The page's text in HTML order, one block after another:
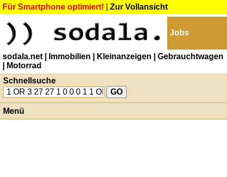
Für Smartphone optimiert! Zur Vollansicht
Jobs
sodala.net | Immobilien | Kleinanzeigen
| Gebrauchtwagen
| Motorrad
Schnellsuche
Menü